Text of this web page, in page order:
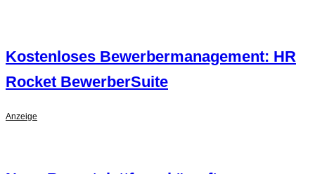
Kostenloses Bewerbermanagement: HR
Rocket BewerberSuite
Anzeige